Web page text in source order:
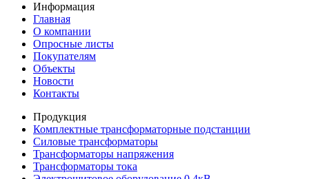
Информация
Главная
О компании
Опросные листы
Покупателям
Объекты
Новости
Контакты
Продукция
Комплектные трансформаторные подстанции
Силовые трансформаторы
Трансформаторы напряжения
Трансформаторы тока